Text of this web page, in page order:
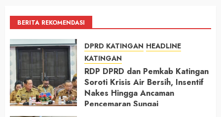
BERITA REKOMENDASI
DPRD KATINGAN HEADLINE
KATINGAN
RDP DPRD dan Pemkab Katingan
Soroti Krisis Air Bersih, Insentif
Nakes Hingga Ancaman
Pencemaran Sungai